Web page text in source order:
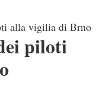
alla vigilia di Brno
piloti